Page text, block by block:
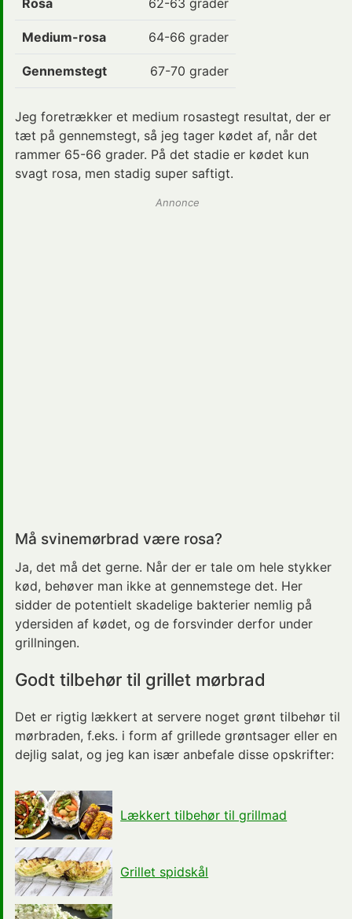
Medium-rosa 64-66 grader
Gennemstegt 67-70 grader
Jeg foretrækker et medium rosastegt resultat, der er
tæt på gennemstegt, så jeg tager kødet af, når det
rammer 65-66 grader. På det stadie er kødet kun
svagt rosa, men stadig super saftigt.
Annonce
Må svinemørbrad være rosa?
Ja, det må det gerne. Når der er tale om hele stykker
kød, behøver man ikke at gennemstege det. Her
sidder de potentielt skadelige bakterier nemlig på
ydersiden af kødet, og de forsvinder derfor under
grillningen.
Godt tilbehør til grillet mørbrad
Det er rigtig lækkert at servere noget grønt tilbehør til
mørbraden, f.eks. i form af grillede grøntsager eller en
dejlig salat, og jeg kan især anbefale disse opskrifter:
Lækkert tilbehør til grillmad
Grillet spidskål